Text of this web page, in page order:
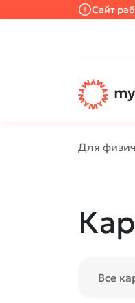
Сайт
Для
Все